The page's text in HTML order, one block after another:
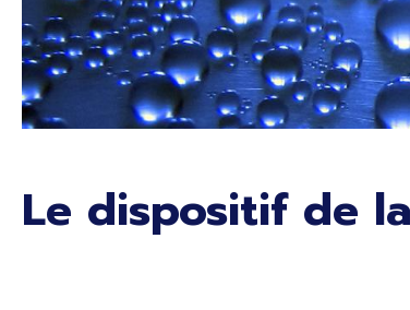
Le dispositif de